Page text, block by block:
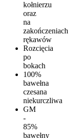
kołnierzu
oraz
na
zakończeniach
rękawów
Rozcięcia
po
bokach
100%
bawełna
czesana
niekurczliwa
GM
-
85%
bawełny